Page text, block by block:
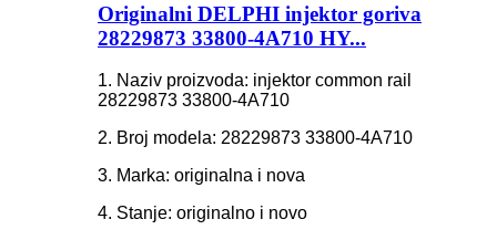
Originalni DELPHI injektor goriva
28229873 33800-4A710 HY...
1. Naziv proizvoda: injektor common rail
28229873 33800-4A710
2. Broj modela: 28229873 33800-4A710
3. Marka: originalna i nova
4. Stanje: originalno i novo